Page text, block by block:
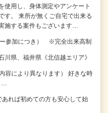
使用し、身体測定やアンケート
す。 来所が無くご自宅で出来る
施する案件もございます…
参加につき） ※完全出来高制
川県、福井県《北信越エリア》
容により異なります） 好きな時
…
れば初めての方も安心して始